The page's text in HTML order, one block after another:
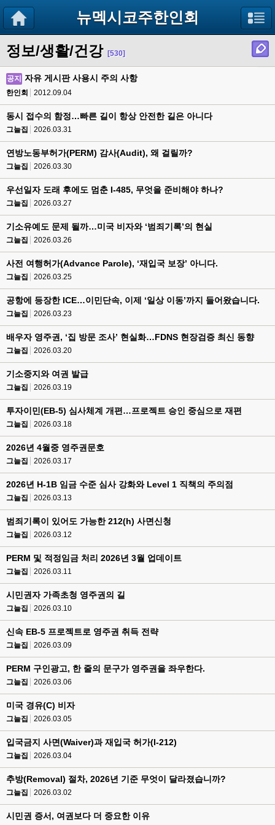
뉴멕시코주한인회
정보/생활/건강 [530]
공지 자유 게시판 사용시 주의 사항
한인회 2012.09.04
동시 접수의 함정…빠른 길이 항상 안전한 길은 아니다
그늘집 2026.03.31
연방노동부허가(PERM) 감사(Audit), 왜 걸릴까?
그늘집 2026.03.30
우선일자 도래 후에도 멈춘 I-485, 무엇을 준비해야 하나?
그늘집 2026.03.27
기소유예도 문제 될까…미국 비자와 ‘범죄기록’의 현실
그늘집 2026.03.26
사전 여행허가(Advance Parole), ‘재입국 보장’ 아니다.
그늘집 2026.03.25
공항에 등장한 ICE…이민단속, 이제 ‘일상 이동’까지 들어왔습니다.
그늘집 2026.03.23
배우자 영주권, ‘집 방문 조사’ 현실화…FDNS 현장검증 최신 동향
그늘집 2026.03.20
기소중지와 여권 발급
그늘집 2026.03.19
투자이민(EB-5) 심사체계 개편…프로젝트 승인 중심으로 재편
그늘집 2026.03.18
2026년 4월중 영주권문호
그늘집 2026.03.17
2026년 H-1B 임금 수준 심사 강화와 Level 1 직책의 주의점
그늘집 2026.03.13
범죄기록이 있어도 가능한 212(h) 사면신청
그늘집 2026.03.12
PERM 및 적정임금 처리 2026년 3월 업데이트
그늘집 2026.03.11
시민권자 가족초청 영주권의 길
그늘집 2026.03.10
신속 EB-5 프로젝트로 영주권 취득 전략
그늘집 2026.03.09
PERM 구인광고, 한 줄의 문구가 영주권을 좌우한다.
그늘집 2026.03.06
미국 경유(C) 비자
그늘집 2026.03.05
입국금지 사면(Waiver)과 재입국 허가(I-212)
그늘집 2026.03.04
추방(Removal) 절차, 2026년 기준 무엇이 달라졌습니까?
그늘집 2026.03.02
시민권 증서, 여권보다 더 중요한 이유